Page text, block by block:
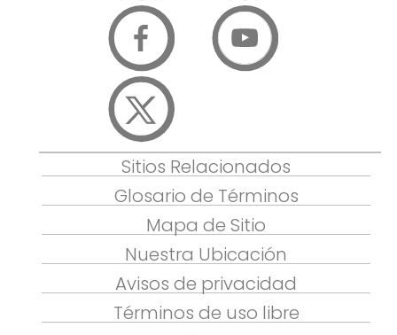
Sitios Relacionados
Glosario de Términos
Mapa de Sitio
Nuestra Ubicación
Avisos de privacidad
Términos de uso libre